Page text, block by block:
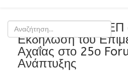
Συμμετοχή της ΔΕΠ
Εκδήλωση του
Αχαΐας στο 25ο
Ανάπτυξης